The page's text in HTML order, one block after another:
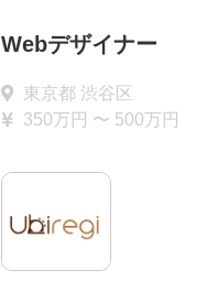
Webデザイナー
東京都 渋谷区
350万円 〜 500万円